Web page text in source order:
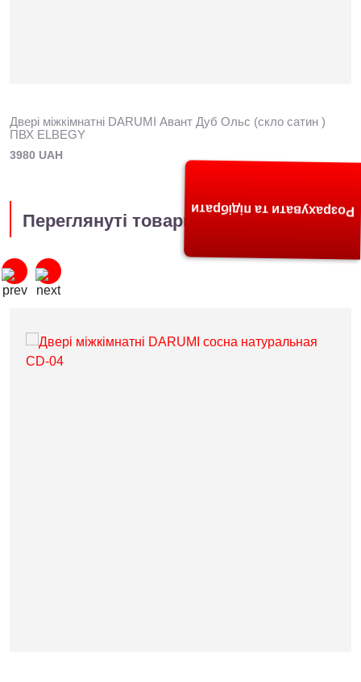
Двері міжкімнатні DARUMI Авант Дуб Ольс (скло сатин )
ПВХ ELBEGY
3980 UAH
Переглянуті товари
Розрахувати та підібрати